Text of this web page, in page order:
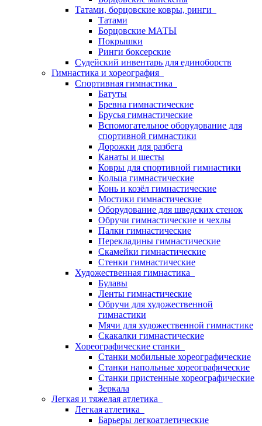
Татами, борцовские ковры, ринги
Татами
Борцовские МАТЫ
Покрышки
Ринги боксерские
Судейский инвентарь для единоборств
Гимнастика и хореография
Спортивная гимнастика
Батуты
Бревна гимнастические
Брусья гимнастические
Вспомогательное оборудование для
спортивной гимнастики
Дорожки для разбега
Канаты и шесты
Ковры для спортивной гимнастики
Кольца гимнастические
Конь и козёл гимнастические
Мостики гимнастические
Оборудование для шведских стенок
Обручи гимнастические и чехлы
Палки гимнастические
Перекладины гимнастические
Скамейки гимнастические
Стенки гимнастические
Художественная гимнастика
Булавы
Ленты гимнастические
Обручи для художественной
гимнастики
Мячи для художественной гимнастике
Скакалки гимнастические
Хореографические станки
Станки мобильные хореографические
Станки напольные хореографические
Станки пристенные хореографические
Зеркала
Легкая и тяжелая атлетика
Легкая атлетика
Барьеры легкоатлетические